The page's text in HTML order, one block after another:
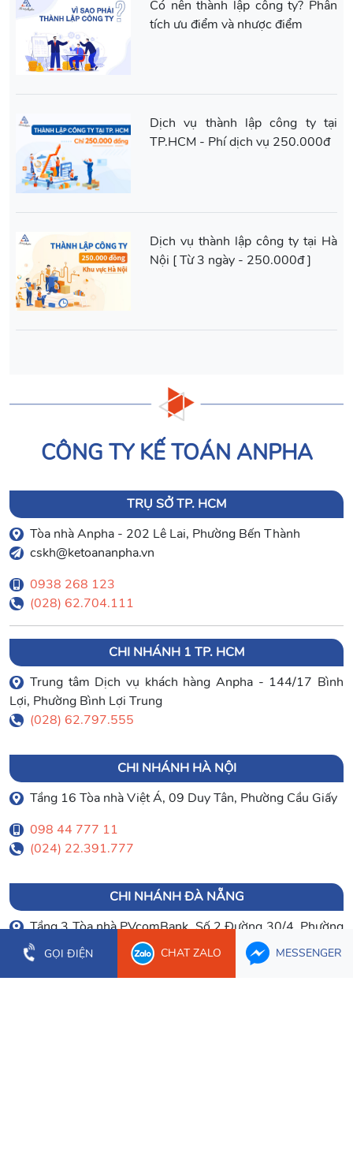
Có nên thành lập công ty? Phân
tích ưu điểm và nhược điểm
Dịch vụ thành lập công ty tại
TP.HCM - Phí dịch vụ 250.000đ
Dịch vụ thành lập công ty tại Hà
Nội [ Từ 3 ngày - 250.000đ ]
CÔNG TY KẾ TOÁN ANPHA
TRỤ SỞ TP. HCM
Tòa nhà Anpha - 202 Lê Lai, Phường Bến Thành
cskh@ketoananpha.vn
0938 268 123
(028) 62.704.111
CHI NHÁNH 1 TP. HCM
Trung tâm Dịch vụ khách hàng Anpha - 144/17 Bình
Lợi, Phường Bình Lợi Trung
(028) 62.797.555
CHI NHÁNH HÀ NỘI
Tầng 16 Tòa nhà Việt Á, 09 Duy Tân, Phường Cầu Giấy
098 44 777 11
(024) 22.391.777
CHI NHÁNH ĐÀ NẴNG
Tầng 3 Tòa nhà PVcomBank, Số 2 Đường 30/4, Phường
Hòa Cường
0903 003 779
GỌI ĐIỆN CHAT ZALO MESSENGER